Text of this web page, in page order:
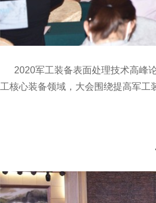
2020军工装备表面处理技术高峰
工核心装备领域，大会围绕提高军